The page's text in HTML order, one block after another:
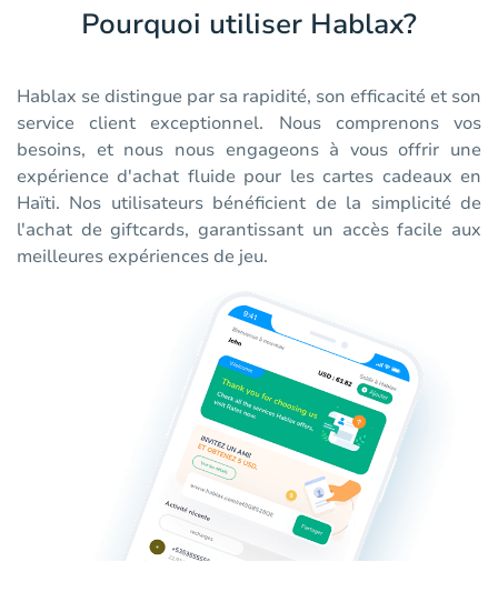
Pourquoi utiliser Hablax?
Hablax se distingue par sa rapidité, son efficacité et son
service client exceptionnel. Nous comprenons vos
besoins, et nous nous engageons à vous offrir une
expérience d'achat fluide pour les cartes cadeaux en
Haïti. Nos utilisateurs bénéficient de la simplicité de
l'achat de giftcards, garantissant un accès facile aux
meilleures expériences de jeu.